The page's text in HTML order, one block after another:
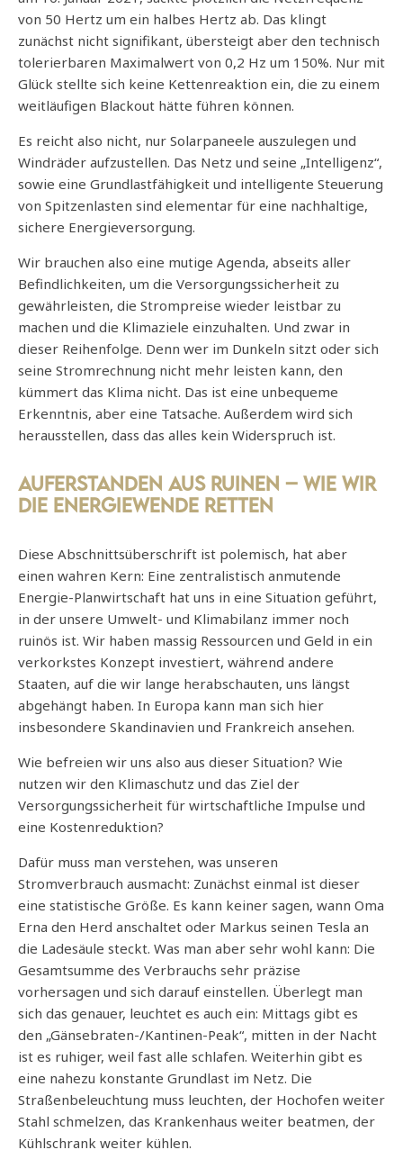
von 50 Hertz um ein halbes Hertz ab. Das klingt
zunächst nicht signifikant, übersteigt aber den technisch
tolerierbaren Maximalwert von 0,2 Hz um 150%. Nur mit
Glück stellte sich keine Kettenreaktion ein, die zu einem
weitläufigen Blackout hätte führen können.
Es reicht also nicht, nur Solarpaneele auszulegen und
Windräder aufzustellen. Das Netz und seine „Intelligenz“,
sowie eine Grundlastfähigkeit und intelligente Steuerung
von Spitzenlasten sind elementar für eine nachhaltige,
sichere Energieversorgung.
Wir brauchen also eine mutige Agenda, abseits aller
Befindlichkeiten, um die Versorgungssicherheit zu
gewährleisten, die Strompreise wieder leistbar zu
machen und die Klimaziele einzuhalten. Und zwar in
dieser Reihenfolge. Denn wer im Dunkeln sitzt oder sich
seine Stromrechnung nicht mehr leisten kann, den
kümmert das Klima nicht. Das ist eine unbequeme
Erkenntnis, aber eine Tatsache. Außerdem wird sich
herausstellen, dass das alles kein Widerspruch ist.
Auferstanden aus Ruinen – Wie wir
die Energiewende retten
Diese Abschnittsüberschrift ist polemisch, hat aber
einen wahren Kern: Eine zentralistisch anmutende
Energie-Planwirtschaft hat uns in eine Situation geführt,
in der unsere Umwelt- und Klimabilanz immer noch
ruinös ist. Wir haben massig Ressourcen und Geld in ein
verkorkstes Konzept investiert, während andere
Staaten, auf die wir lange herabschauten, uns längst
abgehängt haben. In Europa kann man sich hier
insbesondere Skandinavien und Frankreich ansehen.
Wie befreien wir uns also aus dieser Situation? Wie
nutzen wir den Klimaschutz und das Ziel der
Versorgungssicherheit für wirtschaftliche Impulse und
eine Kostenreduktion?
Dafür muss man verstehen, was unseren
Stromverbrauch ausmacht: Zunächst einmal ist dieser
eine statistische Größe. Es kann keiner sagen, wann Oma
Erna den Herd anschaltet oder Markus seinen Tesla an
die Ladesäule steckt. Was man aber sehr wohl kann: Die
Gesamtsumme des Verbrauchs sehr präzise
vorhersagen und sich darauf einstellen. Überlegt man
sich das genauer, leuchtet es auch ein: Mittags gibt es
den „Gänsebraten-/Kantinen-Peak“, mitten in der Nacht
ist es ruhiger, weil fast alle schlafen. Weiterhin gibt es
eine nahezu konstante Grundlast im Netz. Die
Straßenbeleuchtung muss leuchten, der Hochofen weiter
Stahl schmelzen, das Krankenhaus weiter beatmen, der
Kühlschrank weiter kühlen.